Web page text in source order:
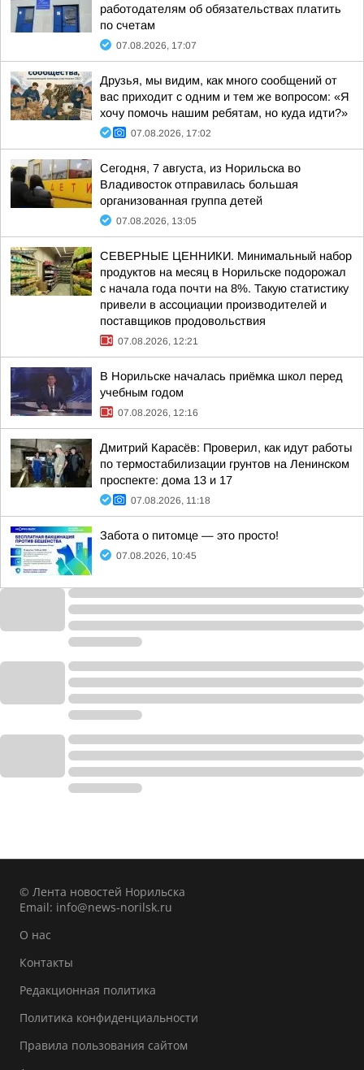
работодателям об обязательствах платить
по счетам
07.08.2026, 17:07
Друзья, мы видим, как много сообщений от
вас приходит с одним и тем же вопросом: «Я
хочу помочь нашим ребятам, но куда идти?»
07.08.2026, 17:02
Сегодня, 7 августа, из Норильска во
Владивосток отправилась большая
организованная группа детей
07.08.2026, 13:05
СЕВЕРНЫЕ ЦЕННИКИ. Минимальный набор
продуктов на месяц в Норильске подорожал
с начала года почти на 8%. Такую статистику
привели в ассоциации производителей и
поставщиков продовольствия
07.08.2026, 12:21
В Норильске началась приёмка школ перед
учебным годом
07.08.2026, 12:16
Дмитрий Карасёв: Проверил, как идут работы
по термостабилизации грунтов на Ленинском
проспекте: дома 13 и 17
07.08.2026, 11:18
Забота о питомце — это просто!
07.08.2026, 10:45
© Лента новостей Норильска
Email: info@news-norilsk.ru
О нас
Контакты
Редакционная политика
Политика конфиденциальности
Правила пользования сайтом